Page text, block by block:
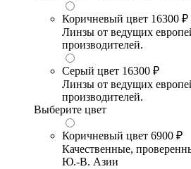
Коричневый цвет 16300 ₽
Линзы от ведущих
производителей.
Серый цвет 16300 ₽
Линзы от ведущих
производителей.
Выберите цвет
Коричневый цвет 6900 ₽
Качественные,
Ю.-В. Азии